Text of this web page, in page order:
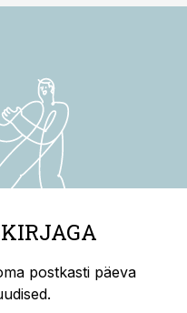
postkasti päeva